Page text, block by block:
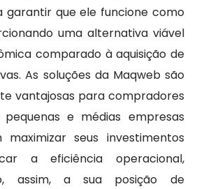
garantir que ele funcione como
uma alternativa viável
comparado à aquisição de
As soluções da Maqweb são
vantajosas para compradores
pequenas e médias empresas
maximizar seus investimentos
a eficiência operacional,
assim, a sua posição de